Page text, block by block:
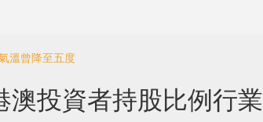
溫曾降至五度
投資者持股比例行